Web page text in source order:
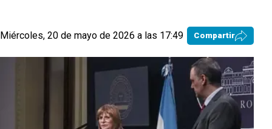
Miércoles, 20 de mayo de 2026 a las 17:49 Compartir